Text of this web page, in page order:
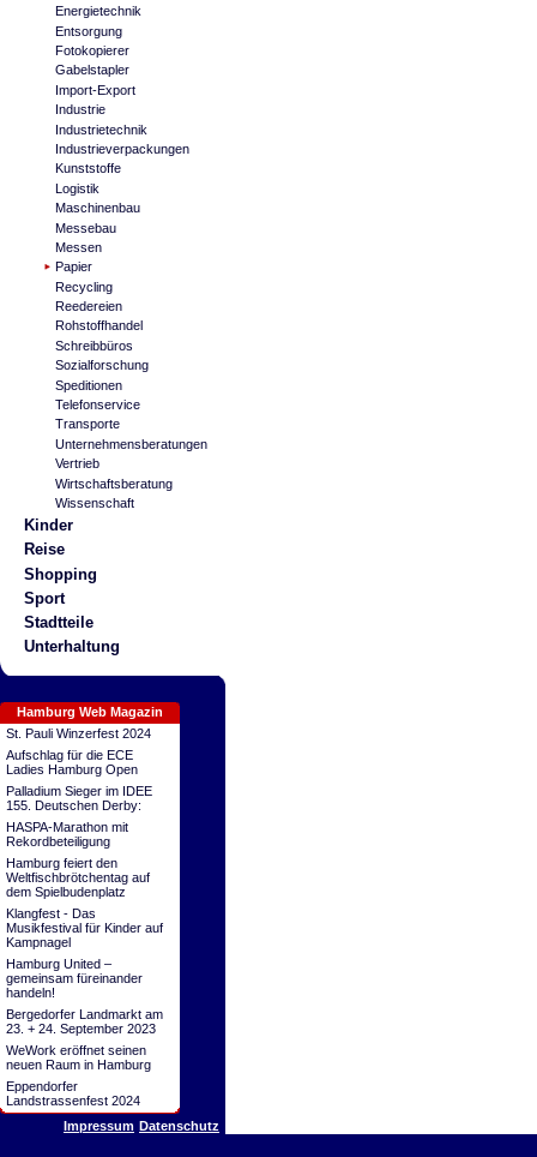
Energietechnik
Entsorgung
Fotokopierer
Gabelstapler
Import-Export
Industrie
Industrietechnik
Industrieverpackungen
Kunststoffe
Logistik
Maschinenbau
Messebau
Messen
Papier
Recycling
Reedereien
Rohstoffhandel
Schreibbüros
Sozialforschung
Speditionen
Telefonservice
Transporte
Unternehmensberatungen
Vertrieb
Wirtschaftsberatung
Wissenschaft
Kinder
Reise
Shopping
Sport
Stadtteile
Unterhaltung
Hamburg Web Magazin
St. Pauli Winzerfest 2024
Aufschlag für die ECE
Ladies Hamburg Open
Palladium Sieger im IDEE
155. Deutschen Derby:
HASPA-Marathon mit
Rekordbeteiligung
Hamburg feiert den
Weltfischbrötchentag auf
dem Spielbudenplatz
Klangfest - Das
Musikfestival für Kinder auf
Kampnagel
Hamburg United –
gemeinsam füreinander
handeln!
Bergedorfer Landmarkt am
23. + 24. September 2023
WeWork eröffnet seinen
neuen Raum in Hamburg
Eppendorfer
Landstrassenfest 2024
Impressum Datenschutz